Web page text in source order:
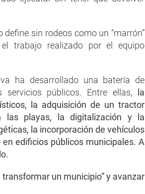
sin rodeos como un “marrón”
trabajo realizado por el equipo
ha desarrollado una batería de
públicos. Entre ellas,
la
la adquisición de un tractor
las playas, la digitalización y la
la incorporación de vehículos
edificios públicos municipales. A
un municipio” y avanzar